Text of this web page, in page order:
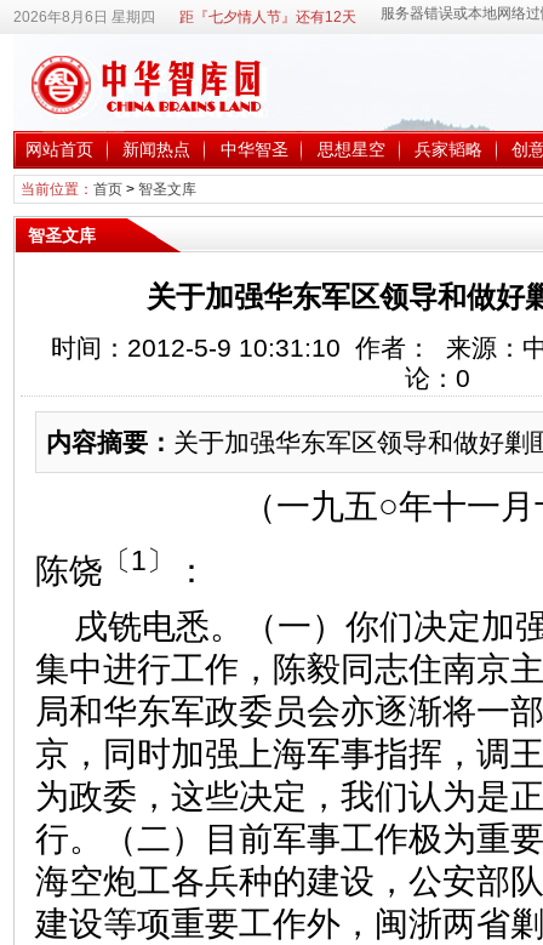
2026年8月6日 星期四 距『七夕情人节』还有12天
网站首页 新闻热点 中华智圣 思想星空 兵家韬略 创
当前位置： 首页> 智圣文库
智圣文库
关于加强华东军区领导和做好
时间：2012-5-9 10:31:10 作者： 来源：
论： 0
内容摘要： 关于加强华东军区领导和做好剿
（一九五○年十一
陈饶 〔1〕
：
戌铣电悉。（一）你们决定加
集中进行工作，陈毅同志住南京
局和华东军政委员会亦逐渐将一
京，同时加强上海军事指挥，调
为政委，这些决定，我们认为是
行。（二）目前军事工作极为重
海空炮工各兵种的建设，公安部
建设等项重要工作外，闽浙两省